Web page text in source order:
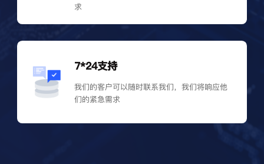
求
7*24支持
我们的客户可以随时联系我们，我们将响应他
们的紧急需求